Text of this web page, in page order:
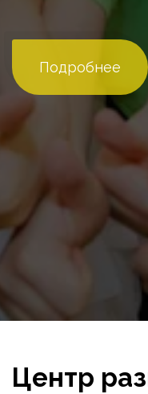
Подробнее
Центр